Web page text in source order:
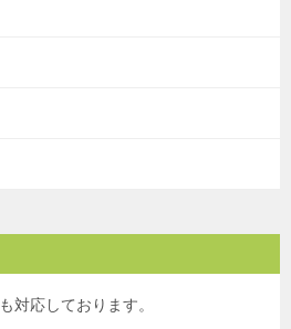
も対応しております。